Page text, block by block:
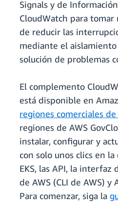
Signals y de
CloudWatch para
de reducir las
mediante el
solución de problemas
El complemento
está disponible en
regiones comerciales de
regiones de AWS
instalar, configurar y
con solo unos clics en
EKS, las API, la interfaz
de AWS (CLI de AWS) y
Para comenzar, siga la